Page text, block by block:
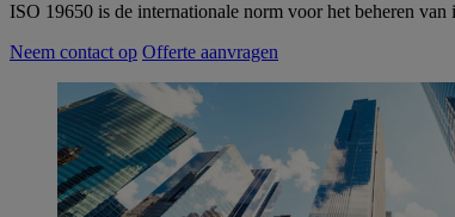
ISO 19650 is de internationale norm voor het beheren
Neem contact op Offerte aanvragen